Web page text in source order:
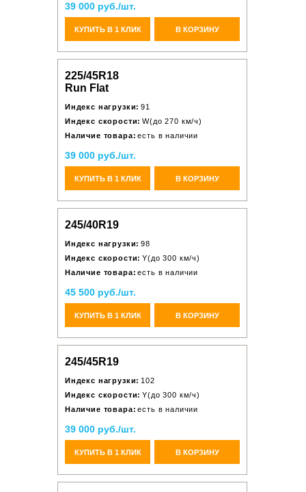
39 000 руб./шт.
КУПИТЬ В 1 КЛИК В КОРЗИНУ
225/45R18
Run Flat
Индекс нагрузки: 91
Индекс скорости: W(до 270 км/ч)
Наличие товара: есть в наличии
39 000 руб./шт.
КУПИТЬ В 1 КЛИК В КОРЗИНУ
245/40R19
Индекс нагрузки: 98
Индекс скорости: Y(до 300 км/ч)
Наличие товара: есть в наличии
45 500 руб./шт.
КУПИТЬ В 1 КЛИК В КОРЗИНУ
245/45R19
Индекс нагрузки: 102
Индекс скорости: Y(до 300 км/ч)
Наличие товара: есть в наличии
39 000 руб./шт.
КУПИТЬ В 1 КЛИК В КОРЗИНУ